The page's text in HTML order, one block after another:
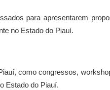
para apresentarem
no Estado do Piauí.
como congressos,
Estado do Piauí.